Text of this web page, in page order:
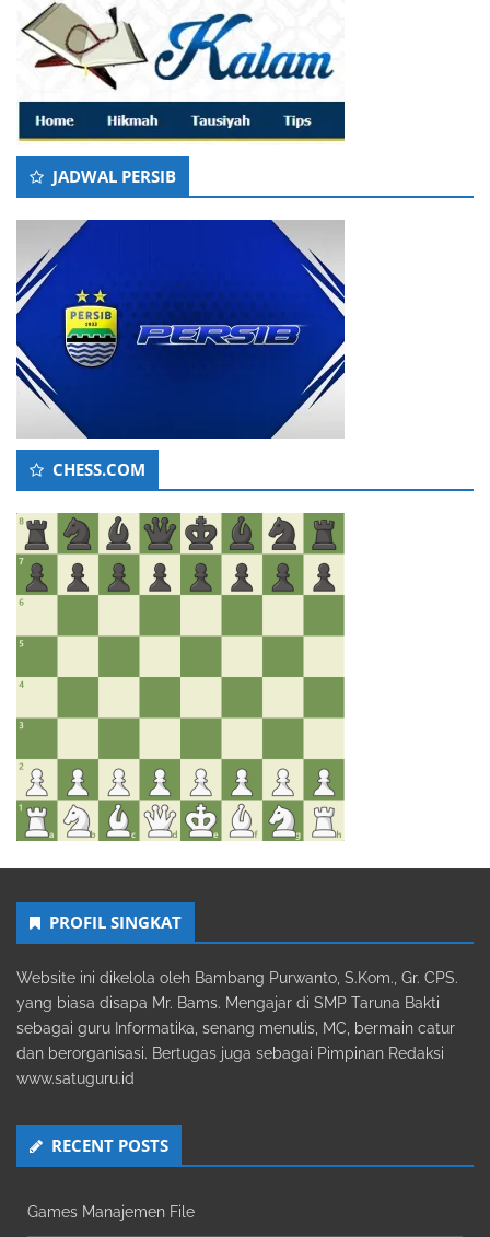
JADWAL PERSIB
CHESS.COM
PROFIL SINGKAT
Website ini dikelola oleh Bambang Purwanto, S.Kom., Gr. CPS.
yang biasa disapa Mr. Bams. Mengajar di SMP Taruna Bakti
sebagai guru Informatika, senang menulis, MC, bermain catur
dan berorganisasi. Bertugas juga sebagai Pimpinan Redaksi
www.satuguru.id
RECENT POSTS
Games Manajemen File